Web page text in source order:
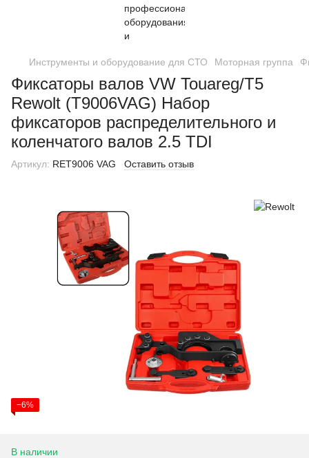
Инструменты и оборудование для СТО Моторная группа
Фиксаторы валов VW Touareg/T5
Rewolt (T9006VAG) Набор
фиксаторов распределительного и
коленчатого валов 2.5 TDI
Артикул: RET9006 VAG Оставить отзыв
−6%
В наличии